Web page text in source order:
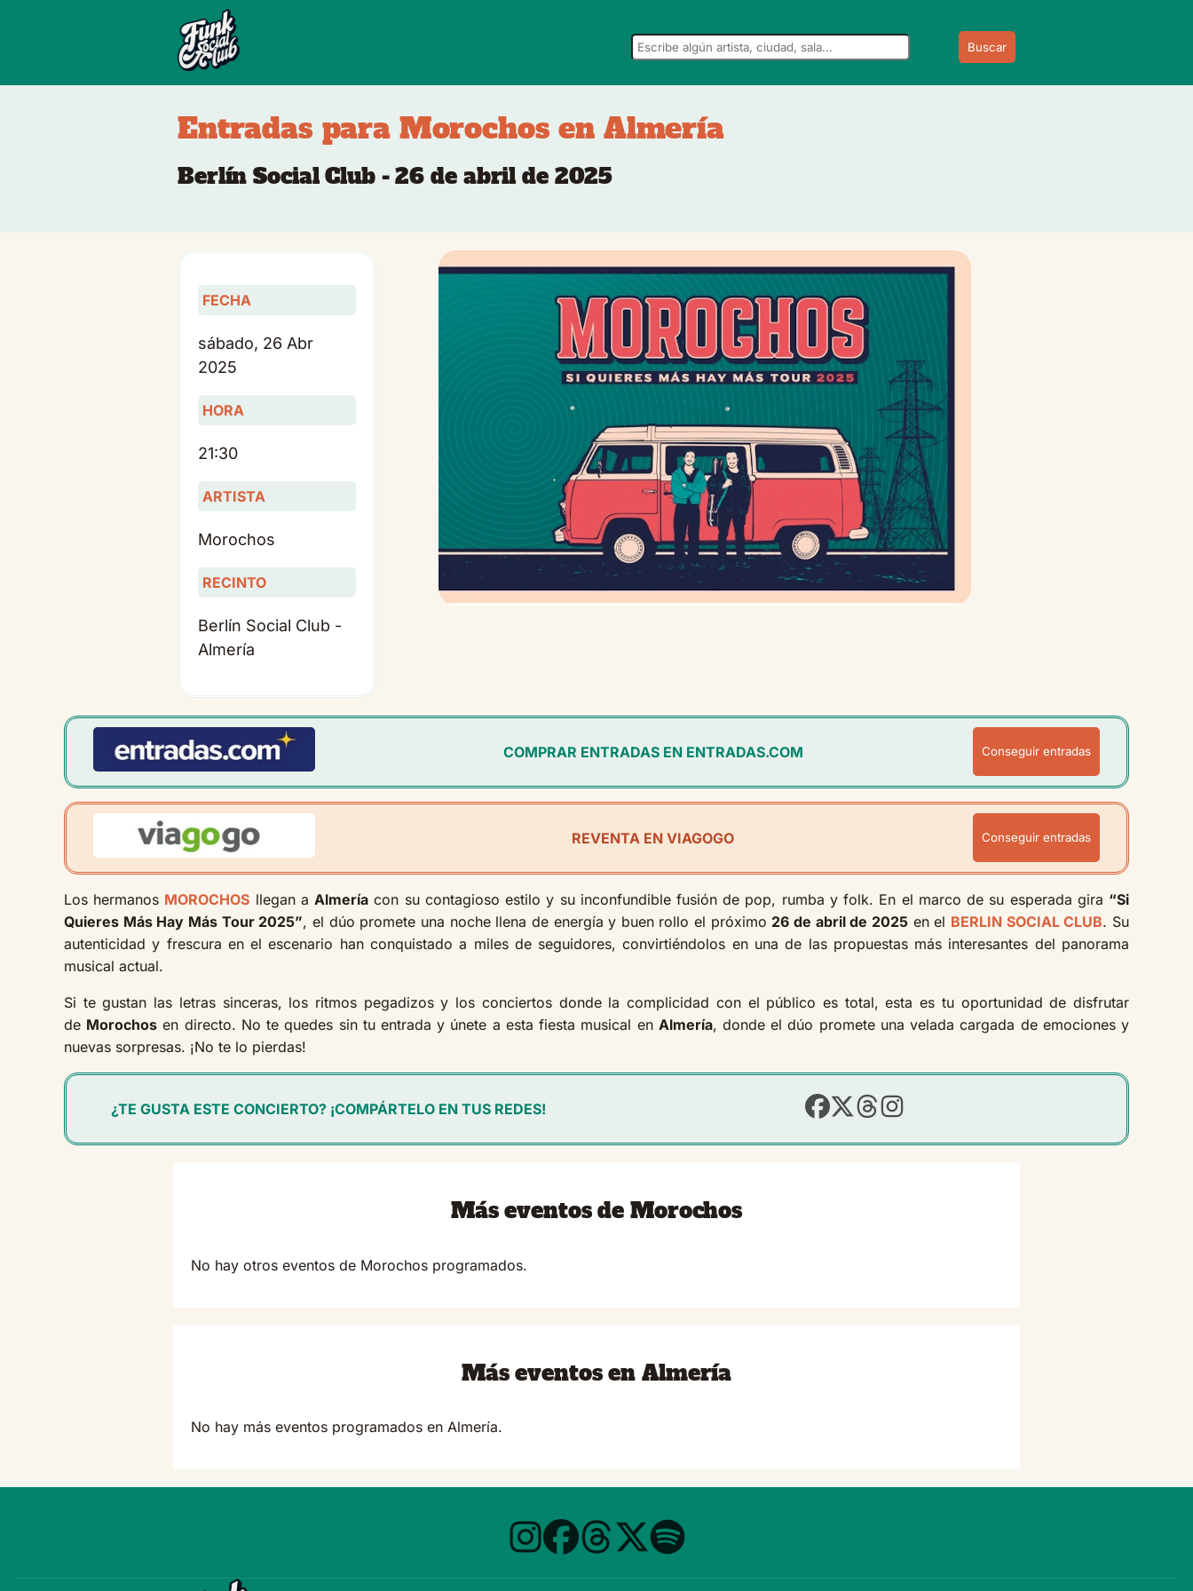
Buscar
Entradas para Morochos en Almería
Berlín Social Club - 26 de abril de 2025
FECHA
sábado, 26 Abr
2025
HORA
21:30
ARTISTA
Morochos
RECINTO
Berlín Social Club -
Almería
COMPRAR ENTRADAS EN ENTRADAS.COM Conseguir entradas
REVENTA EN VIAGOGO Conseguir entradas
Los hermanos MOROCHOS llegan aAlmería con su contagioso estilo y su inconfundible fusión de pop, rumba y folk. En el marco de su esperada gira “Si
Quieres Más Hay Más Tour 2025”, el dúo promete una noche llena de energía y buen rollo el próximo 26 de abril de 2025 en el BERLIN SOCIAL CLUB. Su
autenticidad y frescura en el escenario han conquistado a miles de seguidores, convirtiéndolos en una de las propuestas más interesantes del panorama
musical actual.
Si te gustan las letras sinceras, los ritmos pegadizos y los conciertos donde la complicidad con el público es total, esta es tu oportunidad de disfrutar
de Morochos en directo. No te quedes sin tu entrada y únete a esta fiesta musical en Almería, donde el dúo promete una velada cargada de emociones y
nuevas sorpresas. ¡No te lo pierdas!
¿TE GUSTA ESTE CONCIERTO? ¡COMPÁRTELO EN TUS REDES!
Más eventos de Morochos
No hay otros eventos de Morochos programados.
Más eventos en Almería
No hay más eventos programados en Almería.